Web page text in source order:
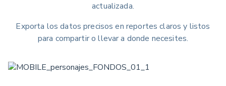
actualizada.
Exporta los datos precisos en reportes claros y listos
para compartir o llevar a donde necesites.